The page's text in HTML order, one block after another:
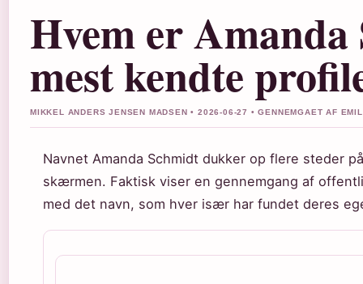
Hvem er Amanda
mest kendte
MIKKEL ANDERS JENSEN MADSEN • 2026-06-27 • GENNEMGAET AF
Navnet Amanda Schmidt dukker op flere steder
skærmen. Faktisk viser en gennemgang af
med det navn, som hver især har fundet deres